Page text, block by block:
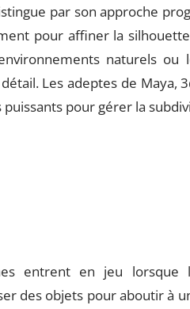
par son approche
pour affiner la
naturels ou
Les adeptes de Maya,
pour gérer la
entrent en jeu lorsque
des objets pour aboutir à